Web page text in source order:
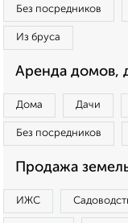
Без посредников
Из бруса
Аренда домов,
Дома Дачи
Без посредников
Продажа
ИЖС